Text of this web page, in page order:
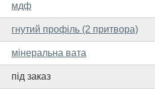
мдф
гнутий профіль (2 притвора)
мінеральна вата
під заказ